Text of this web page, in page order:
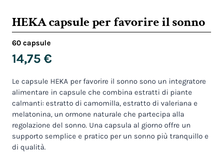
HEKA capsule per favorire il sonno
60 capsule
14,75 €
Le capsule HEKA per favorire il sonno sono un integratore
alimentare in capsule che combina estratti di piante
calmanti: estratto di camomilla, estratto di valeriana e
melatonina, un ormone naturale che partecipa alla
regolazione del sonno. Una capsula al giorno offre un
supporto semplice e pratico per un sonno più tranquillo e
di qualità.